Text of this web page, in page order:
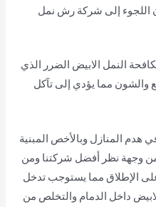
اللجوء إلى شركة رش نمل
النمل الابيض الضرر الذي
والشون مما يؤدي إلى تآكل
هدم المنازل وبالأخص المبنية
وجهة نظر أفضل شركتنا ومن
الإطلاق مما يستوجب تدخل
داخل الدمام والتخلص من